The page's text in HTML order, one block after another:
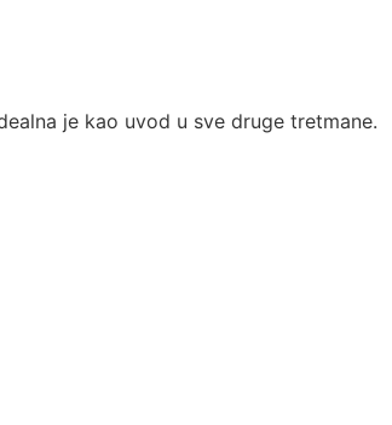
je kao uvod u sve druge tretmane.